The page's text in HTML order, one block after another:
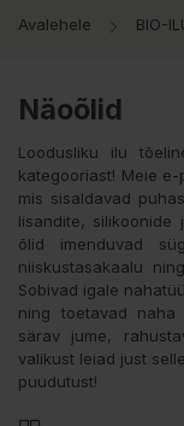
Avalehele BIO-
Näoõlid
Loodusliku ilu
kategooriast! Meie
mis sisaldavad
lisandite, silikoonide
õlid imenduvad
niiskustasakaalu
Sobivad igale
ning toetavad naha
särav jume,
valikust leiad just
puudutust!